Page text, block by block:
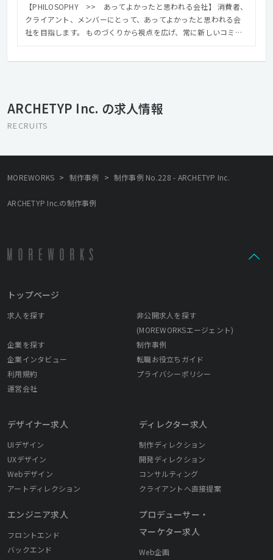
【PHILOSOPHY >> あってよかったと思われる会社】 消費者、
クライアント、メンバーにとって、あってよかったと思われる会
社を目指します。 ものづくりから視点を広げ、常に新しいコミュ
命です。 変化を楽しみ、チャレンジしながら、 制作工程からアウ
トプットまで責任を持って、 消費者、クライアントとより良き未
ARCHETYP Inc. の求人情報
RECRUITS
MOREWORKS > 制作事例 > 制作事例 No.228 - ARCHETYP Inc.
ARCHETYP Inc.の制作事例
トップページ
求人を探す
非公開求人を探す
(MOREWORKSエージェント)
企業を探す
制作事例
企業インタビュー
転職お役立ちガイド
利用規約
プライバシーポリシー
運営会社
デザイナー求人
UIデザイン
UXデザイン
Webデザイン
アートディレクション
エンジニア求人
フロントエンド
バックエンド
ディレクター求人
制作ディレクション
開発ディレクション
コンサルティング
クライアントへ直接提案
プロデューサー・
マーケター求人
Web企画